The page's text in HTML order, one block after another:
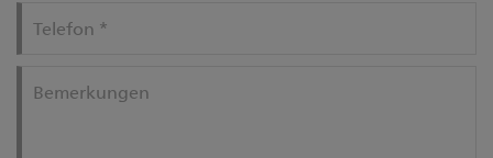
Telefon *
Bemerkungen